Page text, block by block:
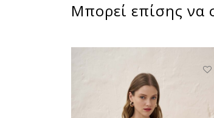
Μπορεί επίσης να